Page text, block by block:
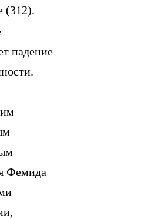
(312).
падение
Фемида